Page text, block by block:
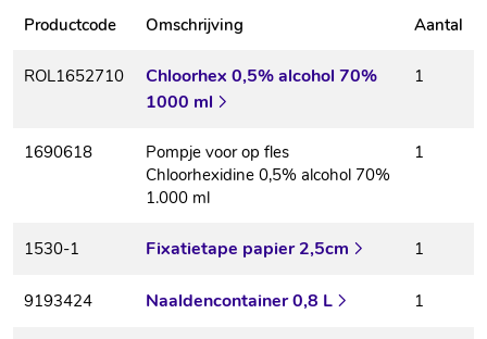
Productcode Omschrijving Aantal
ROL1652710
Chloorhex 0,5% alcohol 70%
1000 ml
1
1690618
Pompje voor op fles
Chloorhexidine 0,5% alcohol 70%
1.000 ml
1
1530-1 Fixatietape papier 2,5cm 1
9193424 Naaldencontainer 0,8 L 1